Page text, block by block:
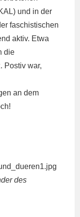
und in der
faschistischen
aktiv. Etwa
die
Postiv war,
an dem
des